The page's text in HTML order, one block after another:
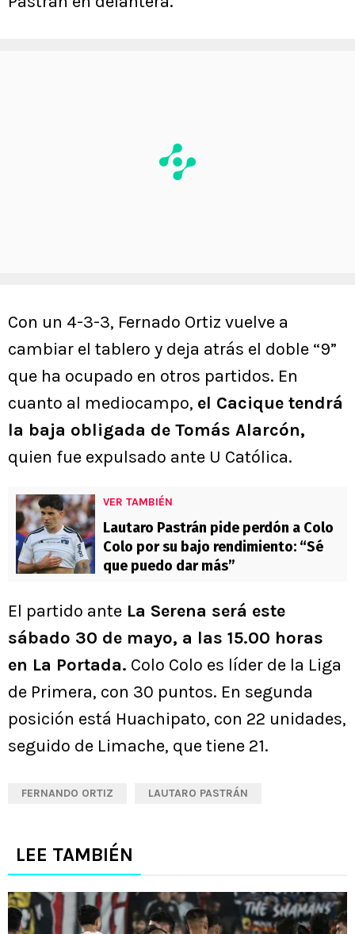
Con un 4-3-3, Fernado Ortiz vuelve a
cambiar el tablero y deja atrás el doble “9”
que ha ocupado en otros partidos. En
cuanto al mediocampo, el Cacique tendrá
la baja obligada de Tomás Alarcón,
quien fue expulsado ante U Católica.
VER TAMBIÉN
Lautaro Pastrán pide perdón a Colo
Colo por su bajo rendimiento: “Sé
que puedo dar más”
El partido ante La Serena será este
sábado 30 de mayo, a las 15.00 horas
en La Portada. Colo Colo es líder de la Liga
de Primera, con 30 puntos. En segunda
posición está Huachipato, con 22 unidades,
seguido de Limache, que tiene 21.
FERNANDO ORTIZ LAUTARO PASTRÁN
LEE TAMBIÉN